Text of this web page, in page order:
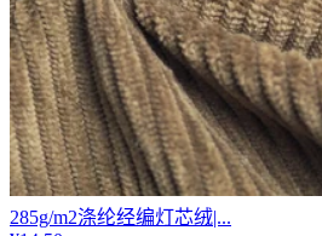
285g/m2涤纶经编灯芯绒|...